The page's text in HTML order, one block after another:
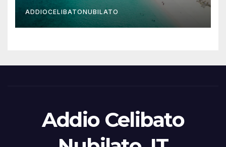
ADDIOCELIBATONUBILATO
Addio Celibato